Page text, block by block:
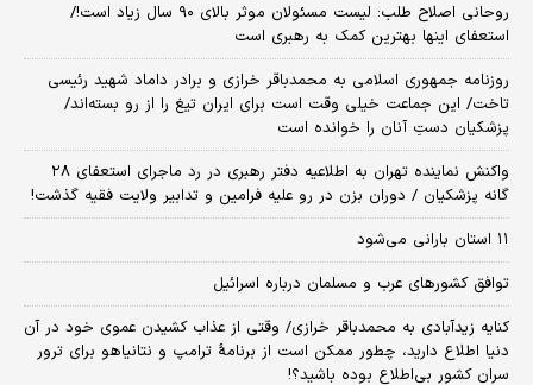
روحانی اصلاح طلب: ‌لیست مسئولان موثر بالای ۹۰ سال زیاد است!/
استعفای اینها بهترین کمک به رهبری است
روزنامه جمهوری اسلامی به محمدباقر خرازی و برادر داماد شهید رئیسی
تاخت/ این جماعت خیلی وقت است برای ایران تیغ را از رو بسته‌اند/
پزشکیان دستِ آنان را خوانده است
واکنش نماینده تهران به اطلاعیه دفتر رهبری در رد ماجرای استعفای ۲۸
گانه پزشکیان / دوران بزن در رو علیه فرامین و تدابیر ولایت فقیه گذشت!
۱۱ استان بارانی می‌شود
توافق کشورهای عرب و مسلمان درباره اسرائیل
کنایه زیدآبادی به محمدباقر خرازی/ وقتی از عذاب کشیدن عموی خود در آن
دنیا اطلاع دارید، چطور ممکن است از برنامهٔ ترامپ و نتانیاهو برای ترور
سران کشور بی‌اطلاع بوده باشید؟!